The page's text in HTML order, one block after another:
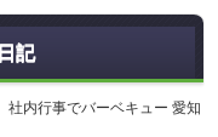
記
内行事でバーベキュー 愛知